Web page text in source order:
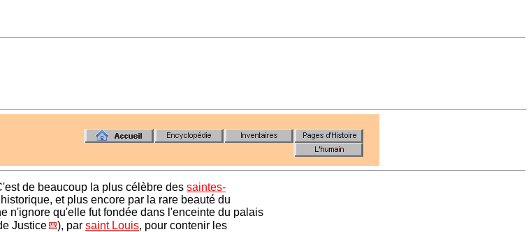
de beaucoup la plus célèbre des saintes-
et plus encore par la rare beauté du
n'ignore qu'elle fut fondée dans l'enceinte du palais
Justice
), par saint Louis, pour contenir les